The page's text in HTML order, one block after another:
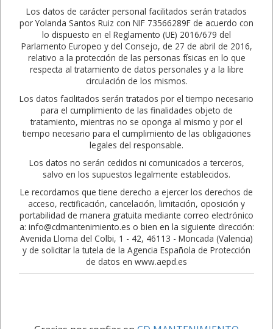
Los datos de carácter personal facilitados serán tratados
por Yolanda Santos Ruiz con NIF 73566289F de acuerdo con
lo dispuesto en el Reglamento (UE) 2016/679 del
Parlamento Europeo y del Consejo, de 27 de abril de 2016,
relativo a la protección de las personas físicas en lo que
respecta al tratamiento de datos personales y a la libre
circulación de los mismos.
Los datos facilitados serán tratados por el tiempo necesario
para el cumplimiento de las finalidades objeto de
tratamiento, mientras no se oponga al mismo y por el
tiempo necesario para el cumplimiento de las obligaciones
legales del responsable.
Los datos no serán cedidos ni comunicados a terceros,
salvo en los supuestos legalmente establecidos.
Le recordamos que tiene derecho a ejercer los derechos de
acceso, rectificación, cancelación, limitación, oposición y
portabilidad de manera gratuita mediante correo electrónico
a: info@cdmantenimiento.es o bien en la siguiente dirección:
Avenida Lloma del Colbi, 1 - 42, 46113 - Moncada (Valencia)
y de solicitar la tutela de la Agencia Española de Protección
de datos en www.aepd.es